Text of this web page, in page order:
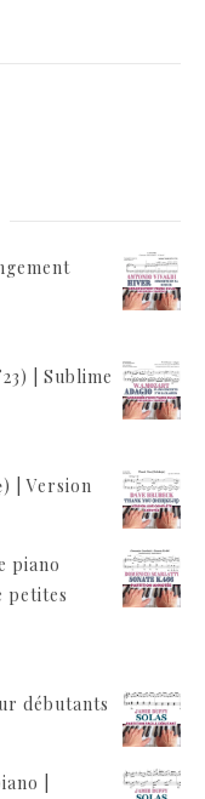
| Sublime
| Version
piano
petites
débutants
|